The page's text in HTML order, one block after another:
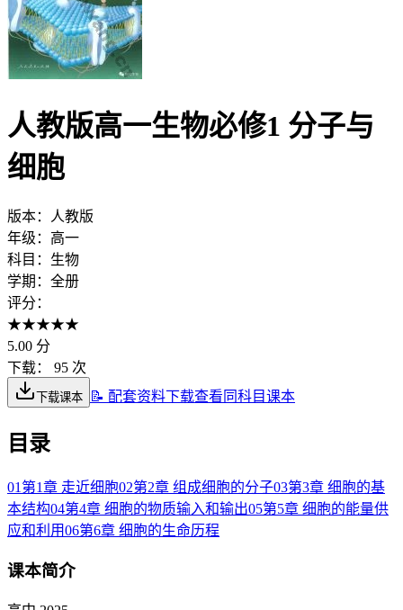
人教版高一生物必修1 分子与
细胞
版本：
人教版
年级： 高一
科目： 生物
学期： 全册
评分：
★★★★★
5.00 分
下载：
95 次
下载课本 📝 配套资料下载查看同科目课本
目录
01 第1章 走近细胞02第2章 组成细胞的分子03第3章 细胞的基
本结构04第4章 细胞的物质输入和输出05第5章 细胞的能量供
应和利用06第6章 细胞的生命历程
课本简介